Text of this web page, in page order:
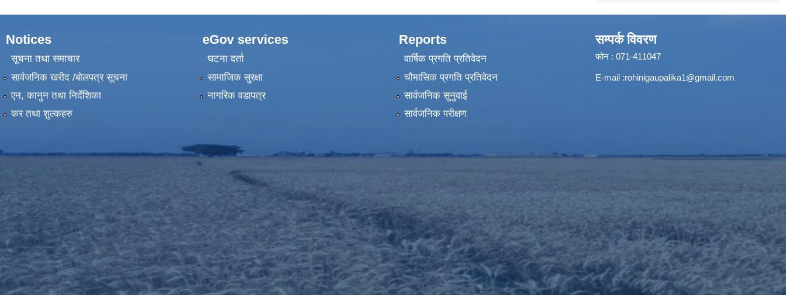
Notices
सूचना तथा समाचार
सार्वजनिक खरीद /बोलपत्र सूचना
एन, कानुन तथा निर्देशिका
कर तथा शुल्कहरु
eGov services
घटना दर्ता
सामाजिक सुरक्षा
नागरिक वडापत्र
Reports
वार्षिक प्रगति प्रतिवेदन
चौमासिक प्रगति प्रतिवेदन
सार्वजनिक सुनुवाई
सार्वजनिक परीक्षण
सम्पर्क विवरण
फोन : 071-411047
E-mail :rohinigaupalika1@gmail.com